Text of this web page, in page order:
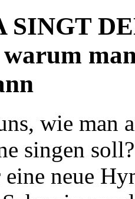
SINGT
wie man
singen
neue